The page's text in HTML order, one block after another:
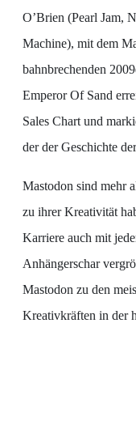
O’Brien (Pearl Jam,
Machine), mit dem
bahnbrechenden
Emperor Of Sand
Sales Chart und
der der Geschichte
Mastodon sind mehr
zu ihrer Kreativität
Karriere auch mit
Anhängerschar
Mastodon zu den
Kreativkräften in der